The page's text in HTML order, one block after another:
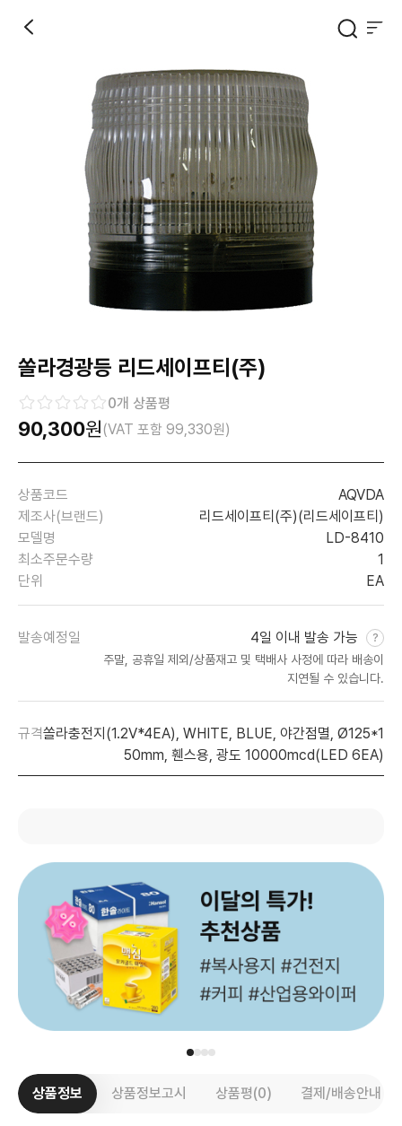
쏠라경광등 리드세이프티(주)
0개 상품평
90,300원(VAT 포함 99,330원)
상품코드
AQVDA
제조사(브랜드)
리드세이프티(주)(리드세이프티)
모델명
LD-8410
최소주문수량
1
단위
EA
발송예정일 4일 이내 발송 가능
주말, 공휴일 제외/상품재고 및 택배사 사정에 따라 배송이
지연될 수 있습니다.
규격쏠라충전지(1.2V*4EA), WHITE, BLUE, 야간점멸, Ø125*1
50mm, 휀스용, 광도 10000mcd(LED 6EA)
상품정보 상품정보고시 상품평(0) 결제/배송안내